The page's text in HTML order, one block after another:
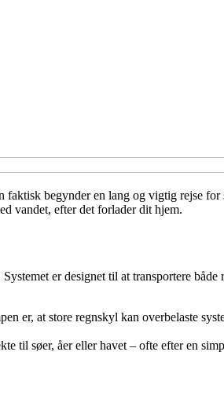
begynder en lang og vigtig rejse for
vandet, efter det forlader dit hjem.
er designet til at transportere både
er, at store regnskyl kan overbelaste
til søer, åer eller havet – ofte efter en